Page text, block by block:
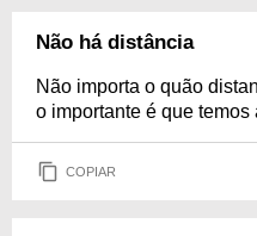
Não há distância
Não importa o quão
o importante é que temos
COPIAR